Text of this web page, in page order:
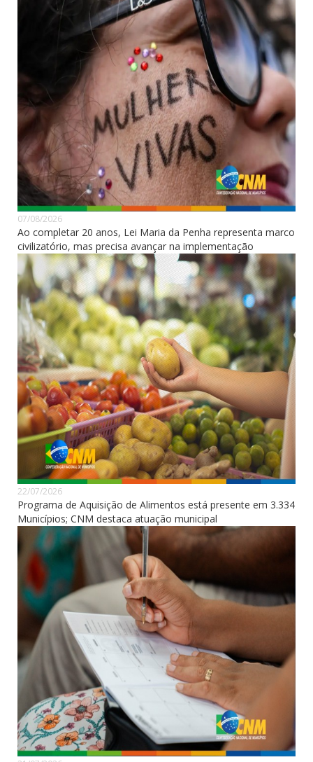
07/08/2026
Ao completar 20 anos, Lei Maria da Penha representa marco
civilizatório, mas precisa avançar na implementação
22/07/2026
Programa de Aquisição de Alimentos está presente em 3.334
Municípios; CNM destaca atuação municipal